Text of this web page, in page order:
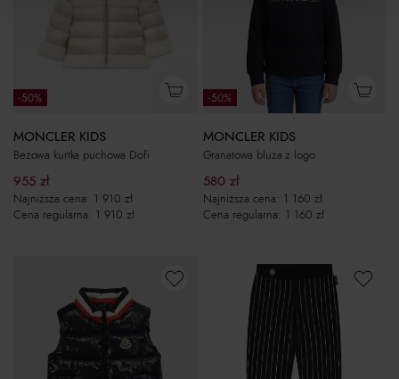
-50%
MONCLER KIDS
Beżowa kurtka puchowa Dofi
955 zł
Najniższa cena: 1 910 zł
Cena regularna: 1 910 zł
-50%
MONCLER KIDS
Granatowa bluza z logo
580 zł
Najniższa cena: 1 160 zł
Cena regularna: 1 160 zł